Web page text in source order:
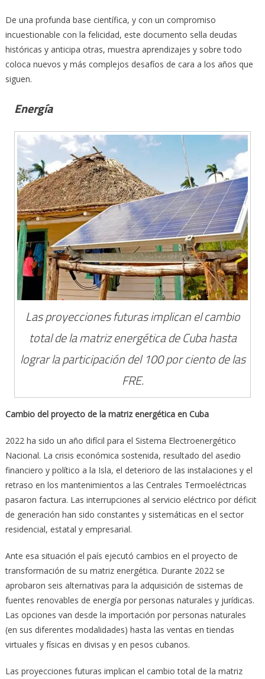
De una profunda base científica, y con un compromiso
incuestionable con la felicidad, este documento sella deudas
históricas y anticipa otras, muestra aprendizajes y sobre todo
coloca nuevos y más complejos desafíos de cara a los años que
siguen.
Energía
Las proyecciones futuras implican el cambio
total de la matriz energética de Cuba hasta
lograr la participación del 100 por ciento de las
FRE.
Cambio del proyecto de la matriz energética en Cuba
2022 ha sido un año difícil para el Sistema Electroenergético
Nacional. La crisis económica sostenida, resultado del asedio
financiero y político a la Isla, el deterioro de las instalaciones y el
retraso en los mantenimientos a las Centrales Termoeléctricas
pasaron factura. Las interrupciones al servicio eléctrico por déficit
de generación han sido constantes y sistemáticas en el sector
residencial, estatal y empresarial.
Ante esa situación el país ejecutó cambios en el proyecto de
transformación de su matriz energética. Durante 2022 se
aprobaron seis alternativas para la adquisición de sistemas de
fuentes renovables de energía por personas naturales y jurídicas.
Las opciones van desde la importación por personas naturales
(en sus diferentes modalidades) hasta las ventas en tiendas
virtuales y físicas en divisas y en pesos cubanos.
Las proyecciones futuras implican el cambio total de la matriz